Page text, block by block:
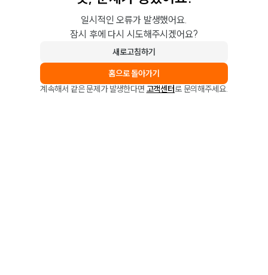
일시적인 오류가 발생했어요.
잠시 후에 다시 시도해주시겠어요?
새로고침하기
홈으로 돌아가기
계속해서 같은 문제가 발생한다면 고객센터로 문의해주세요.